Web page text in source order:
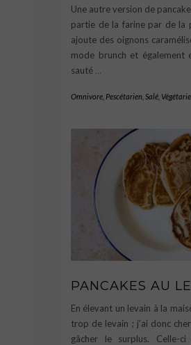
Une autre version de
partie de la farine par de la
ajoute des oignons
mode brunch et également
sauté …
Omnivore Pescétarien Salé
PANCAKES AU
En élevant un levain à la
trop de levain ; j’ai donc
gâcher le surplus. Celle-